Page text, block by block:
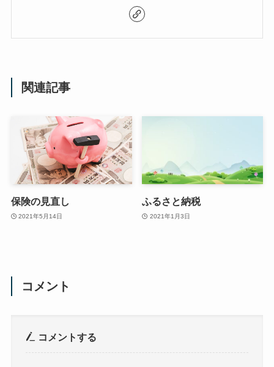
関連記事
保険の見直し
2021年5月14日
ふるさと納税
2021年1月3日
コメント
コメントする